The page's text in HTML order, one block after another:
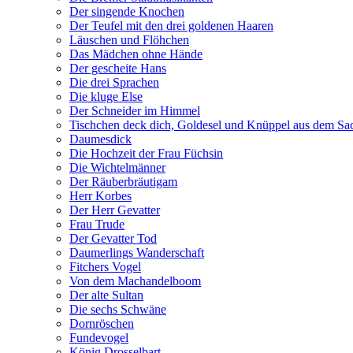
Der singende Knochen
Der Teufel mit den drei goldenen Haaren
Läuschen und Flöhchen
Das Mädchen ohne Hände
Der gescheite Hans
Die drei Sprachen
Die kluge Else
Der Schneider im Himmel
Tischchen deck dich, Goldesel und Knüppel aus dem
Daumesdick
Die Hochzeit der Frau Füchsin
Die Wichtelmänner
Der Räuberbräutigam
Herr Korbes
Der Herr Gevatter
Frau Trude
Der Gevatter Tod
Daumerlings Wanderschaft
Fitchers Vogel
Von dem Machandelboom
Der alte Sultan
Die sechs Schwäne
Dornröschen
Fundevogel